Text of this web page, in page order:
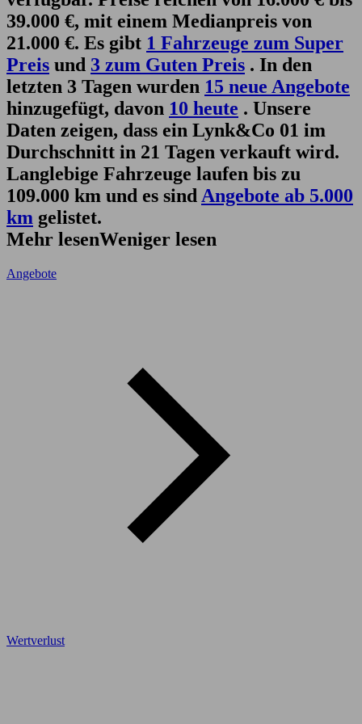
39.000 €, mit einem Medianpreis von
21.000 €. Es gibt 1 Fahrzeuge zum Super
Preis und 3 zum Guten Preis . In den
letzten 3 Tagen wurden 15 neue Angebote
hinzugefügt, davon 10 heute . Unsere
Daten zeigen, dass ein Lynk&Co 01 im
Durchschnitt in 21 Tagen verkauft wird.
Langlebige Fahrzeuge laufen bis zu
109.000 km und es sind Angebote ab 5.000
km gelistet.
Mehr lesenWeniger lesen
Angebote
Wertverlust